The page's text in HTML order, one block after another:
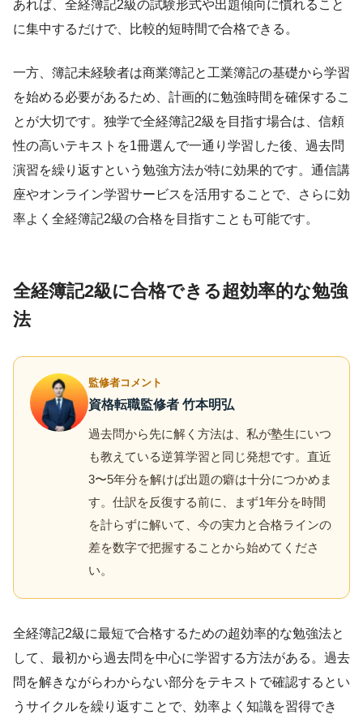
あれば、全経簿記2級の試験形式や出題傾向に慣れること
に集中するだけで、比較的短時間で合格できる。
一方、簿記未経験者は商業簿記と工業簿記の基礎から学習
を始める必要があるため、計画的に勉強時間を確保するこ
とが大切です。独学で全経簿記2級を目指す場合は、信頼
性の高いテキストを1冊選んで一通り学習した後、過去問
演習を繰り返すという勉強方法が特に効果的です。通信講
座やオンライン学習サービスを活用することで、さらに効
率よく全経簿記2級の合格を目指すことも可能です。
全経簿記2級に合格できる超効率的な勉強
法
監修者コメント
資格転職監修者 竹本明弘
過去問から先に解く方法は、私が塾生にいつ
も教えている逆算学習と同じ発想です。直近
3〜5年分を解けば出題の癖は十分につかめま
す。仕訳を反復する前に、まず1年分を時間
を計らずに解いて、今の実力と合格ラインの
差を数字で把握することから始めてくださ
い。
全経簿記2級に最短で合格するための超効率的な勉強法と
して、最初から過去問を中心に学習する方法がある。過去
問を解きながらわからない部分をテキストで確認するとい
うサイクルを繰り返すことで、効率よく知識を習得でき